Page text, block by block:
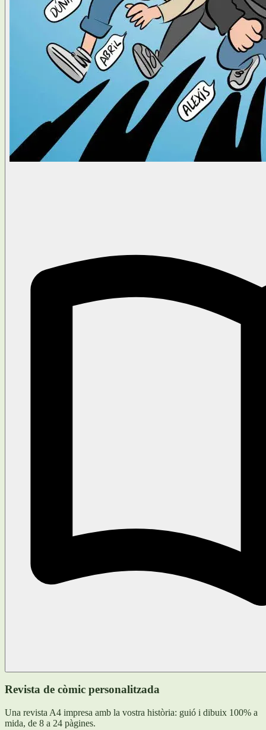
Revista de còmic personalitzada
Una revista A4 impresa amb la vostra història: guió i dibuix 100% a
mida, de 8 a 24 pàgines.